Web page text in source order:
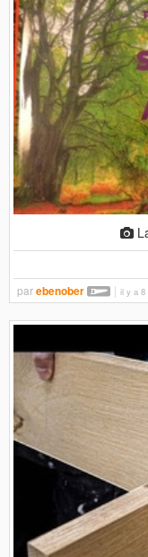
parebenober il y a 8